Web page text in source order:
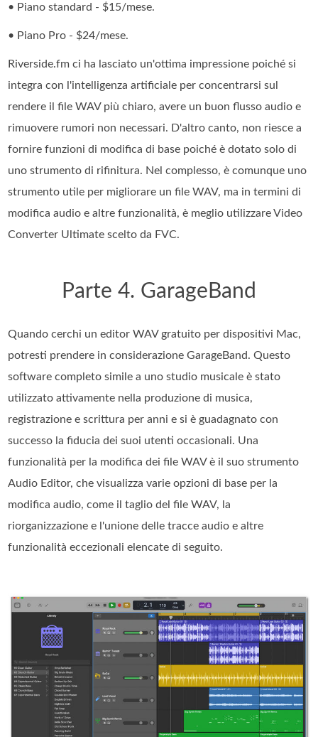
• Piano standard - $15/mese.
• Piano Pro - $24/mese.
Riverside.fm ci ha lasciato un'ottima impressione poiché si
integra con l'intelligenza artificiale per concentrarsi sul
rendere il file WAV più chiaro, avere un buon flusso audio e
rimuovere rumori non necessari. D'altro canto, non riesce a
fornire funzioni di modifica di base poiché è dotato solo di
uno strumento di rifinitura. Nel complesso, è comunque uno
strumento utile per migliorare un file WAV, ma in termini di
modifica audio e altre funzionalità, è meglio utilizzare Video
Converter Ultimate scelto da FVC.
Parte 4. GarageBand
Quando cerchi un editor WAV gratuito per dispositivi Mac,
potresti prendere in considerazione GarageBand. Questo
software completo simile a uno studio musicale è stato
utilizzato attivamente nella produzione di musica,
registrazione e scrittura per anni e si è guadagnato con
successo la fiducia dei suoi utenti occasionali. Una
funzionalità per la modifica dei file WAV è il suo strumento
Audio Editor, che visualizza varie opzioni di base per la
modifica audio, come il taglio del file WAV, la
riorganizzazione e l'unione delle tracce audio e altre
funzionalità eccezionali elencate di seguito.